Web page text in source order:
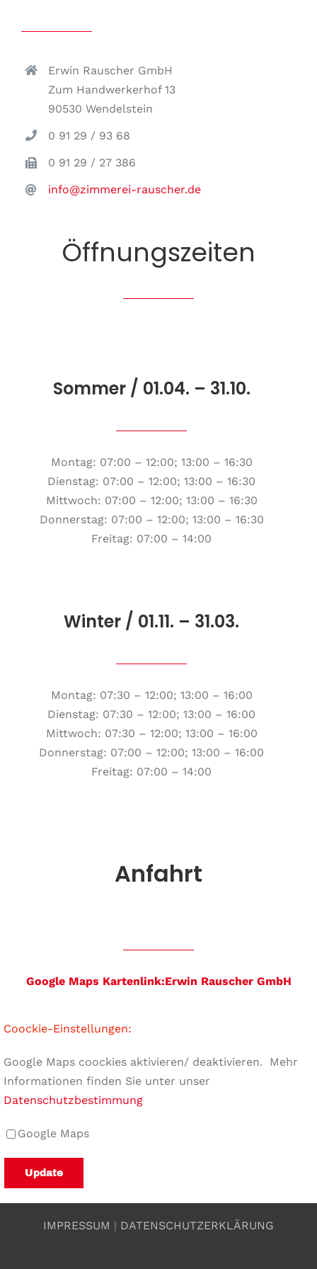
Erwin Rauscher GmbH
Zum Handwerkerhof 13
90530 Wendelstein
0 91 29 / 93 68
0 91 29 / 27 386
info@zimmerei-rauscher.de
Öffnungszeiten
Sommer / 01.04. – 31.10.
Montag: 07:00 – 12:00; 13:00 – 16:30
Dienstag: 07:00 – 12:00; 13:00 – 16:30
Mittwoch: 07:00 – 12:00; 13:00 – 16:30
Donnerstag: 07:00 – 12:00; 13:00 – 16:30
Freitag: 07:00 – 14:00
Winter / 01.11. – 31.03.
Montag: 07:30 – 12:00; 13:00 – 16:00
Dienstag: 07:30 – 12:00; 13:00 – 16:00
Mittwoch: 07:30 – 12:00; 13:00 – 16:00
Donnerstag: 07:00 – 12:00; 13:00 – 16:00
Freitag: 07:00 – 14:00
Anfahrt
Google Maps Kartenlink:Erwin Rauscher GmbH
Coockie-Einstellungen:
Google Maps coockies aktivieren/ deaktivieren. Mehr
Informationen finden Sie unter unser
Datenschutzbestimmung
Google Maps
IMPRESSUM | DATENSCHUTZERKLÄRUNG